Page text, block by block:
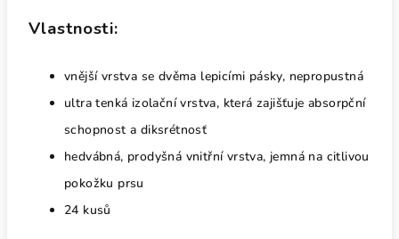
Vlastnosti:
vnější vrstva se dvěma lepicími pásky, nepropustná
ultra tenká izolační vrstva, která zajišťuje absorpční
schopnost a diksrétnosť
hedvábná, prodyšná vnitřní vrstva, jemná na citlivou
pokožku prsu
24 kusů